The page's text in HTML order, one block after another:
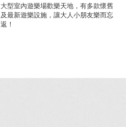
大型室內遊樂場歡樂天地，有多款懷舊
及最新遊樂設施，讓大人小朋友樂而忘
返！